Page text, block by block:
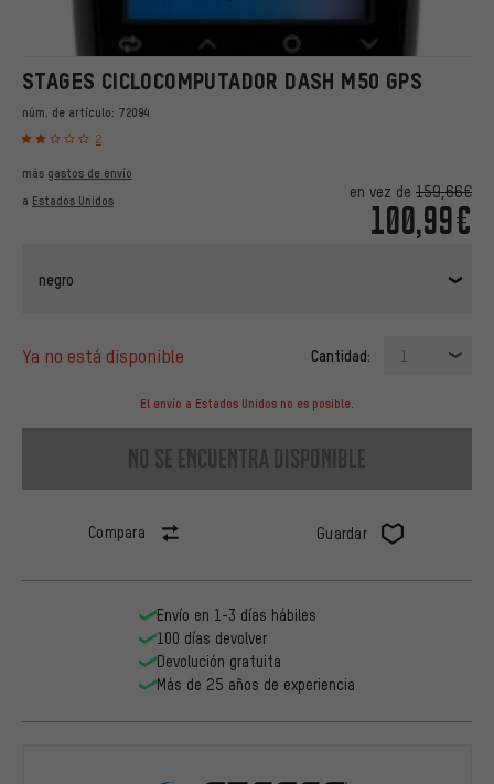
STAGES CICLOCOMPUTADOR DASH M50 GPS
núm. de artículo: 72094
2
en vez de 159,66€
100,99€
más gastos de envío
a Estados Unidos
negro
ya no está disponible Cantidad: 1
El envío a Estados Unidos no es posible.
no se encuentra disponible
Compara Guardar
Envío en 1-3 días hábiles
100 días devolver
Devolución gratuita
Más de 25 años de experiencia